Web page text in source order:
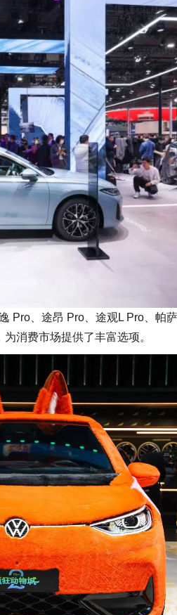
Pro、途昂 Pro、途观L Pro、帕
消费市场提供了丰富选项。